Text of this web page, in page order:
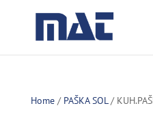
Home/ PAŠKA SOL/